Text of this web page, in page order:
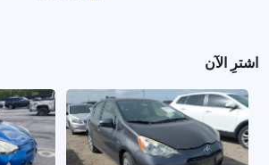
اشترِ الآن